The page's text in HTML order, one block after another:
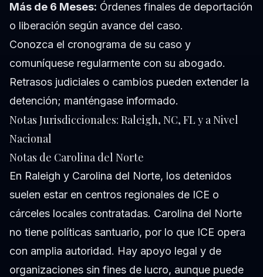
Más de 6 Meses: Órdenes finales de deportación
o liberación según avance del caso.
Conozca el cronograma de su caso y
comuníquese regularmente con su abogado.
Retrasos judiciales o cambios pueden extender la
detención; manténgase informado.
Notas Jurisdiccionales: Raleigh, NC, FL y a Nivel
Nacional
Notas de Carolina del Norte
En Raleigh y Carolina del Norte, los detenidos
suelen estar en centros regionales de ICE o
cárceles locales contratadas. Carolina del Norte
no tiene políticas santuario, por lo que ICE opera
con amplia autoridad. Hay apoyo legal y de
organizaciones sin fines de lucro, aunque puede